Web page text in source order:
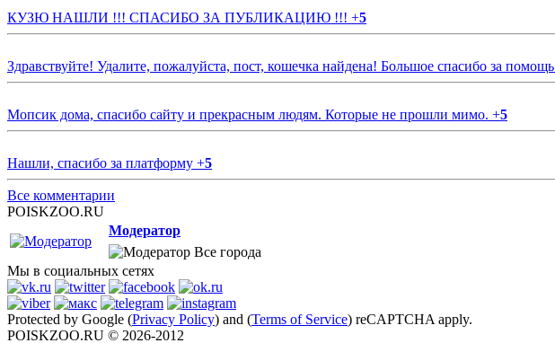
КУЗЮ НАШЛИ !!! СПАСИБО ЗА ПУБЛИКАЦИЮ !!! +5
Здравствуйте! Удалите, пожалуйста, пост, кошечка найдена! Большое спасибо за помощь
Мопсик дома, спасибо сайту и прекрасным людям. Которые не прошли мимо. +5
Нашли, спасибо за платформу +5
Все комментарии
POISKZOO.RU
Модератор
Все города
Мы в социальных сетях
Protected by Google (Privacy Policy) and (Terms of Service) reCAPTCHA apply.
POISKZOO.RU © 2026-2012